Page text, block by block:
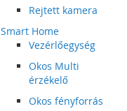
Rejtett kamera
Smart Home
Vezérlőegység
Okos Multi
érzékelő
Okos fényforrás